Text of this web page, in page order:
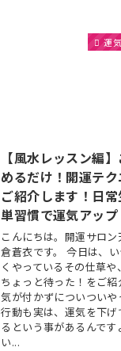
運
【風水レッスン編
めるだけ！開運テ
ご紹介します！日
単習慣で運気アップ
こんにちは。開運サロ
倉蒼衣です。 今日は、
くやっているその仕草や
ちょっと待った！をご紹
気が付かずについついや
行動も実は、運気を下げ
るという事があるんです
い...